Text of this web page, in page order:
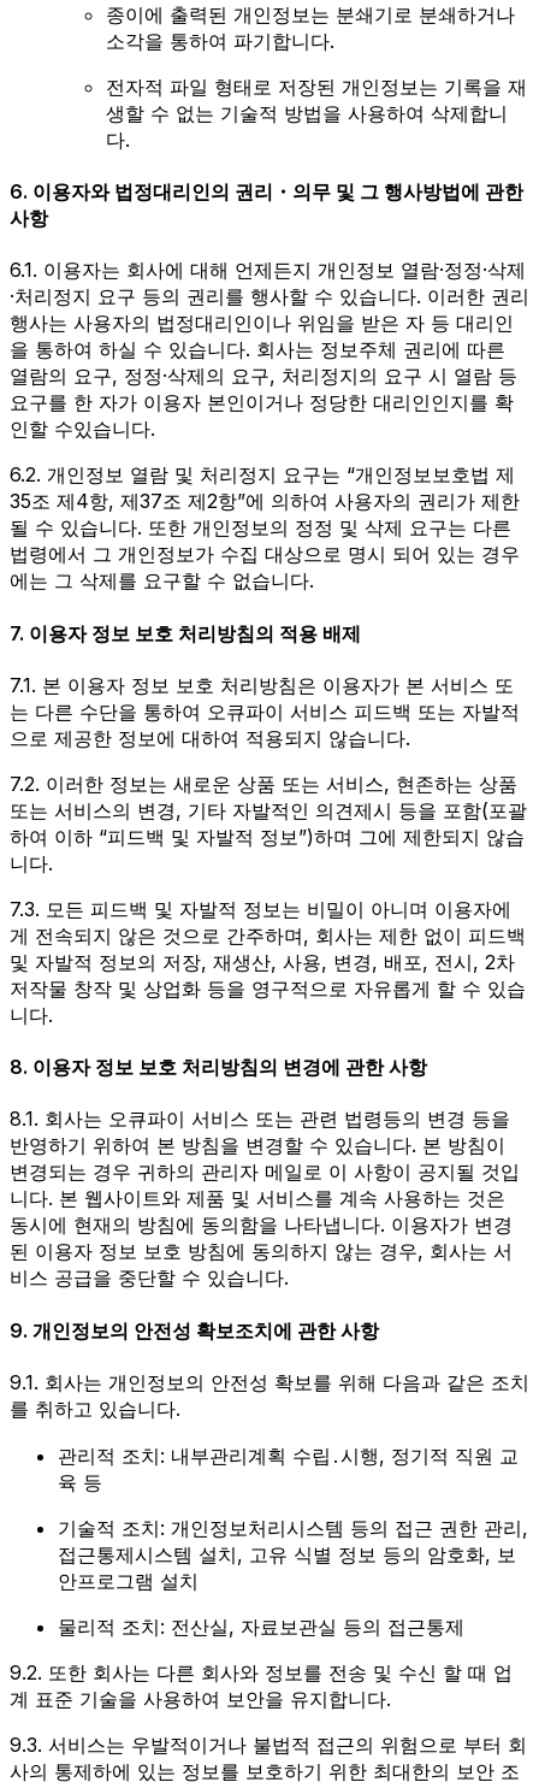
종이에 출력된 개인정보는 분쇄기로 분쇄하거나
소각을 통하여 파기합니다.
전자적 파일 형태로 저장된 개인정보는 기록을 재
생할 수 없는 기술적 방법을 사용하여 삭제합니
다.
6. 이용자와 법정대리인의 권리・의무 및 그 행사방법에 관한
사항
6.1. 이용자는 회사에 대해 언제든지 개인정보 열람·정정·삭제
·처리정지 요구 등의 권리를 행사할 수 있습니다. 이러한 권리
행사는 사용자의 법정대리인이나 위임을 받은 자 등 대리인
을 통하여 하실 수 있습니다. 회사는 정보주체 권리에 따른
열람의 요구, 정정·삭제의 요구, 처리정지의 요구 시 열람 등
요구를 한 자가 이용자 본인이거나 정당한 대리인인지를 확
인할 수있습니다.
6.2. 개인정보 열람 및 처리정지 요구는 “개인정보보호법 제
35조 제4항, 제37조 제2항”에 의하여 사용자의 권리가 제한
될 수 있습니다. 또한 개인정보의 정정 및 삭제 요구는 다른
법령에서 그 개인정보가 수집 대상으로 명시 되어 있는 경우
에는 그 삭제를 요구할 수 없습니다.
7. 이용자 정보 보호 처리방침의 적용 배제
7.1. 본 이용자 정보 보호 처리방침은 이용자가 본 서비스 또
는 다른 수단을 통하여 오큐파이 서비스 피드백 또는 자발적
으로 제공한 정보에 대하여 적용되지 않습니다.
7.2. 이러한 정보는 새로운 상품 또는 서비스, 현존하는 상품
또는 서비스의 변경, 기타 자발적인 의견제시 등을 포함(포괄
하여 이하 “피드백 및 자발적 정보”)하며 그에 제한되지 않습
니다.
7.3. 모든 피드백 및 자발적 정보는 비밀이 아니며 이용자에
게 전속되지 않은 것으로 간주하며, 회사는 제한 없이 피드백
및 자발적 정보의 저장, 재생산, 사용, 변경, 배포, 전시, 2차
저작물 창작 및 상업화 등을 영구적으로 자유롭게 할 수 있습
니다.
8. 이용자 정보 보호 처리방침의 변경에 관한 사항
8.1. 회사는 오큐파이 서비스 또는 관련 법령등의 변경 등을
반영하기 위하여 본 방침을 변경할 수 있습니다. 본 방침이
변경되는 경우 귀하의 관리자 메일로 이 사항이 공지될 것입
니다. 본 웹사이트와 제품 및 서비스를 계속 사용하는 것은
동시에 현재의 방침에 동의함을 나타냅니다. 이용자가 변경
된 이용자 정보 보호 방침에 동의하지 않는 경우, 회사는 서
비스 공급을 중단할 수 있습니다.
9. 개인정보의 안전성 확보조치에 관한 사항
9.1. 회사는 개인정보의 안전성 확보를 위해 다음과 같은 조치
를 취하고 있습니다.
관리적 조치: 내부관리계획 수립․시행, 정기적 직원 교
육 등
기술적 조치: 개인정보처리시스템 등의 접근 권한 관리,
접근통제시스템 설치, 고유 식별 정보 등의 암호화, 보
안프로그램 설치
물리적 조치: 전산실, 자료보관실 등의 접근통제
9.2. 또한 회사는 다른 회사와 정보를 전송 및 수신 할 때 업
계 표준 기술을 사용하여 보안을 유지합니다.
9.3. 서비스는 우발적이거나 불법적 접근의 위험으로 부터 회
사의 통제하에 있는 정보를 보호하기 위한 최대한의 보안 조